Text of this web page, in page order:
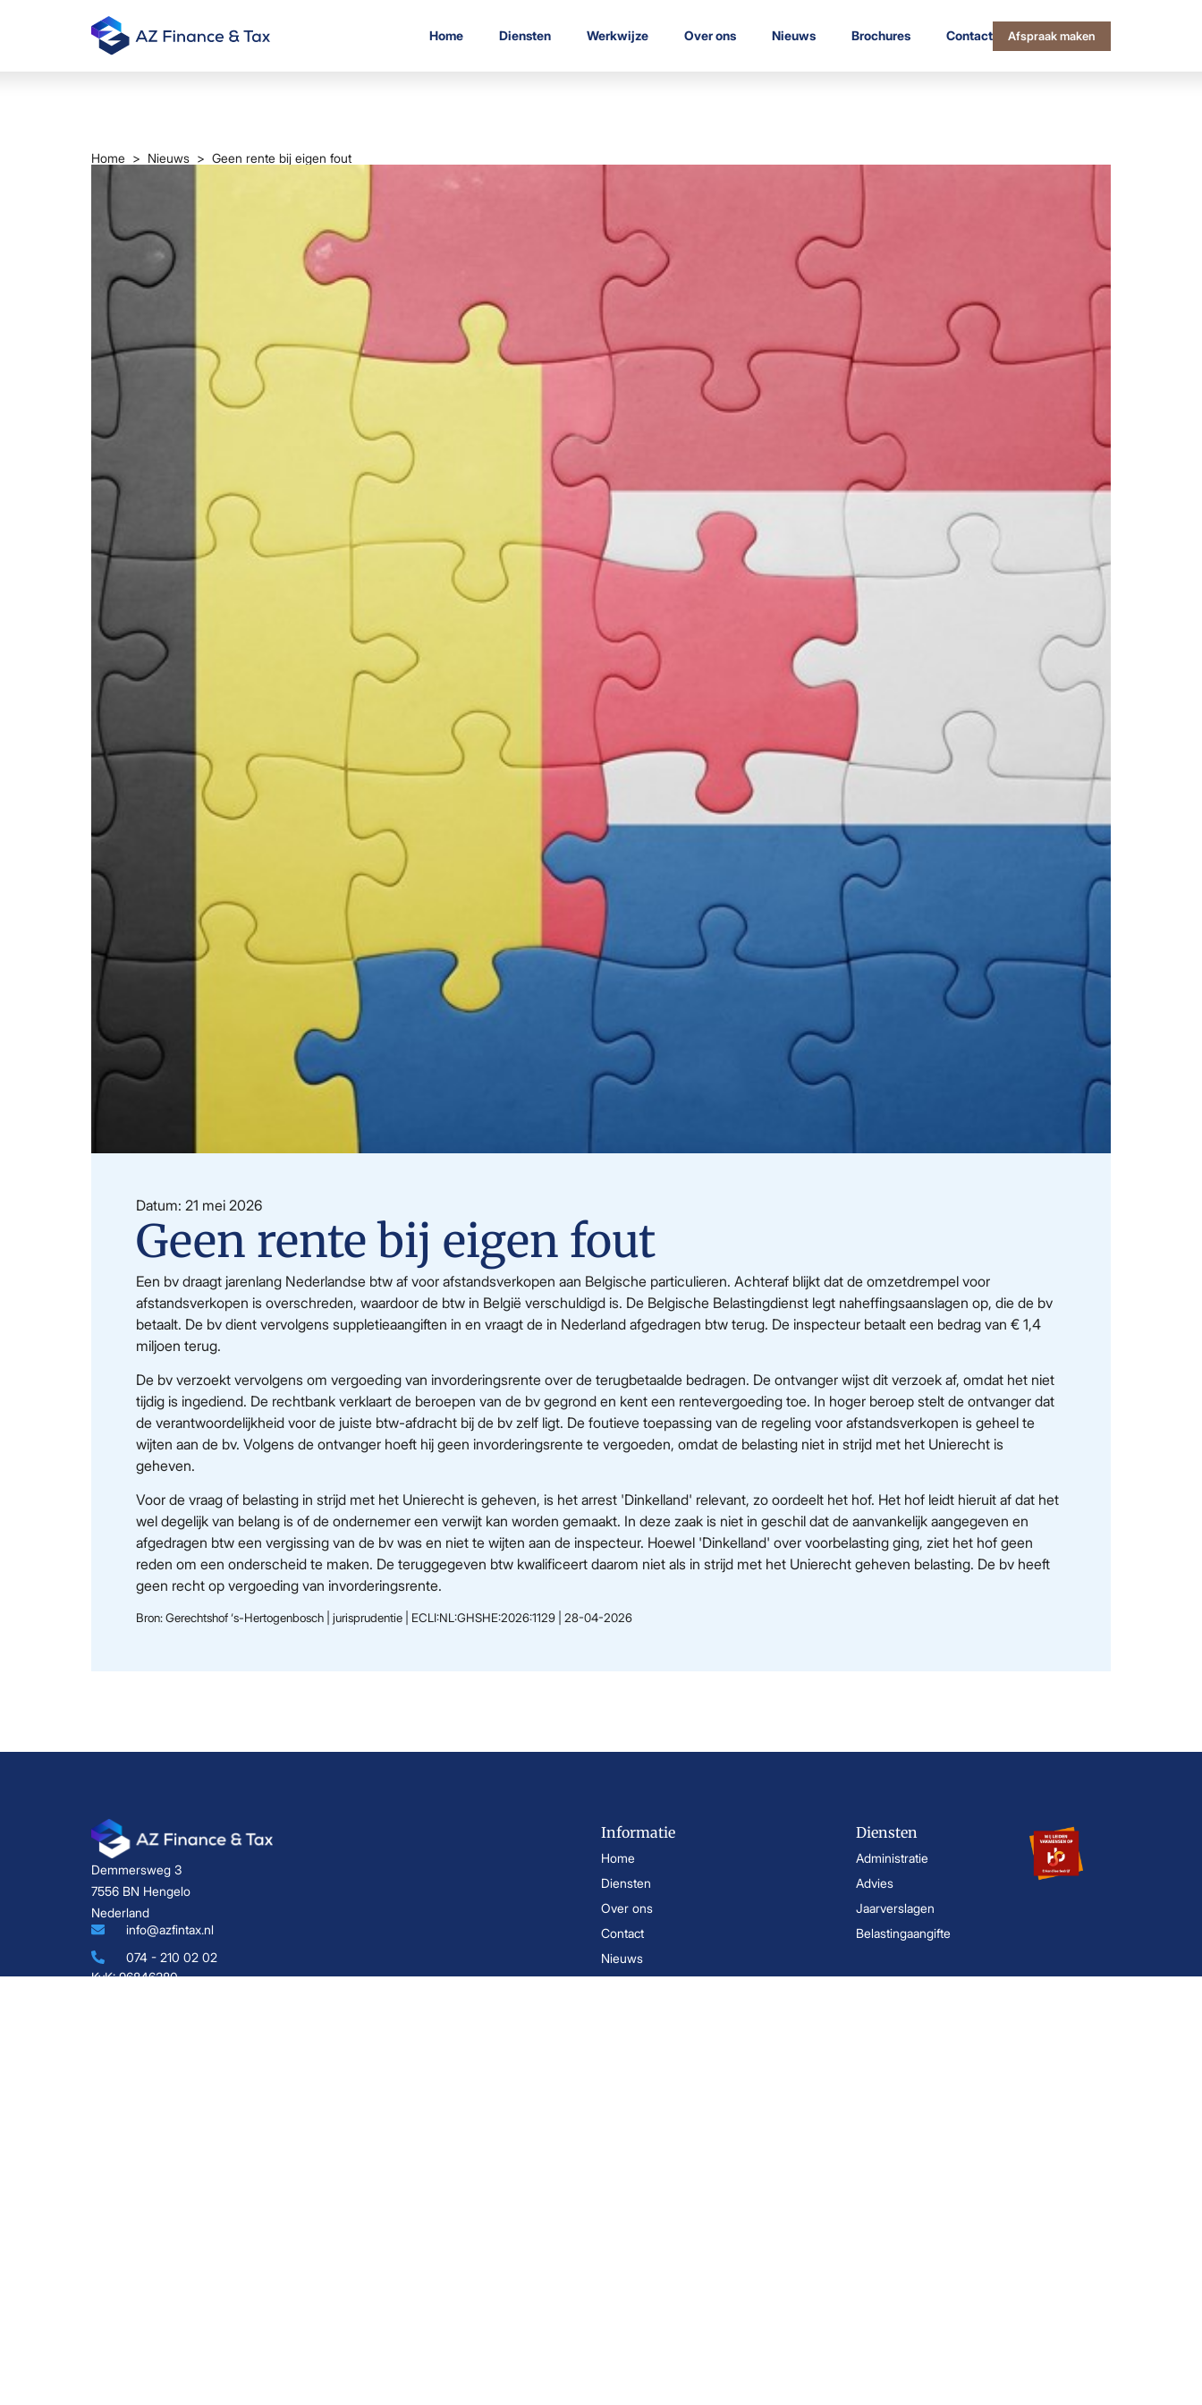
Home Diensten Werkwijze Over ons Nieuws Brochures Contact Afspraak maken
Home > Nieuws > Geen rente bij eigen fout
Datum: 21 mei 2026
Geen rente bij eigen fout
Een bv draagt jarenlang Nederlandse btw af voor afstandsverkopen aan Belgische particulieren. Achteraf blijkt dat de omzetdrempel voor
afstandsverkopen is overschreden, waardoor de btw in België verschuldigd is. De Belgische Belastingdienst legt naheffingsaanslagen op, die de bv
betaalt. De bv dient vervolgens suppletieaangiften in en vraagt de in Nederland afgedragen btw terug. De inspecteur betaalt een bedrag van € 1,4
miljoen terug.
De bv verzoekt vervolgens om vergoeding van invorderingsrente over de terugbetaalde bedragen. De ontvanger wijst dit verzoek af, omdat het niet
tijdig is ingediend. De rechtbank verklaart de beroepen van de bv gegrond en kent een rentevergoeding toe. In hoger beroep stelt de ontvanger dat
de verantwoordelijkheid voor de juiste btw-afdracht bij de bv zelf ligt. De foutieve toepassing van de regeling voor afstandsverkopen is geheel te
wijten aan de bv. Volgens de ontvanger hoeft hij geen invorderingsrente te vergoeden, omdat de belasting niet in strijd met het Unierecht is
geheven.
Voor de vraag of belasting in strijd met het Unierecht is geheven, is het arrest 'Dinkelland' relevant, zo oordeelt het hof. Het hof leidt hieruit af dat het
wel degelijk van belang is of de ondernemer een verwijt kan worden gemaakt. In deze zaak is niet in geschil dat de aanvankelijk aangegeven en
afgedragen btw een vergissing van de bv was en niet te wijten aan de inspecteur. Hoewel 'Dinkelland' over voorbelasting ging, ziet het hof geen
reden om een onderscheid te maken. De teruggegeven btw kwalificeert daarom niet als in strijd met het Unierecht geheven belasting. De bv heeft
geen recht op vergoeding van invorderingsrente.
Bron: Gerechtshof ‘s-Hertogenbosch | jurisprudentie | ECLI:NL:GHSHE:2026:1129 | 28-04-2026
Demmersweg 3
7556 BN Hengelo
Nederland
info@azfintax.nl
074 - 210 02 02
KvK: 96846380
Informatie
Home
Diensten
Over ons
Contact
Nieuws
Diensten
Administratie
Advies
Jaarverslagen
Belastingaangifte